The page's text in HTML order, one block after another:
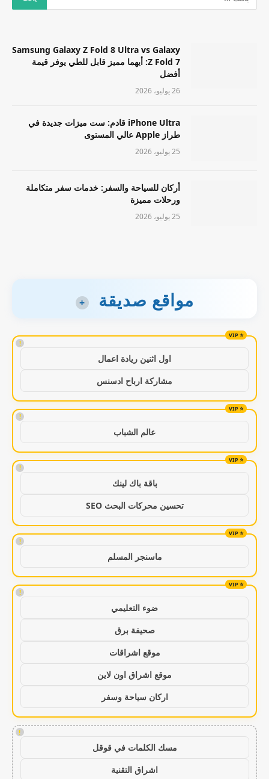
Samsung Galaxy Z Fold 8 Ultra vs Galaxy
Z Fold 7: أيهما مميز قابل للطي يوفر قيمة
أفضل
26 يوليو، 2026
iPhone Ultra قادم: ست ميزات جديدة في
طراز Apple عالي المستوى
25 يوليو، 2026
أركان للسياحة والسفر: خدمات سفر متكاملة
ورحلات مميزة
25 يوليو، 2026
مواقع صديقة +
!
اول اثنين ريادة اعمال
مشاركة ارباح ادسنس
!
عالم الشباب
!
باقة باك لينك
تحسين محركات البحث SEO
!
ماسنجر المسلم
!
ضوء التعليمي
صحيفة برق
موقع اشراقات
موقع اشراق اون لاين
اركان سياحة وسفر
!
مسك الكلمات في قوقل
اشراق التقنية